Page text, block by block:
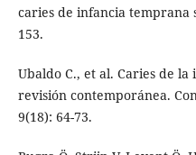
caries de infancia temprana
153.
Ubaldo C., et al. Caries de
revisión contemporánea.
9(18): 64-73.